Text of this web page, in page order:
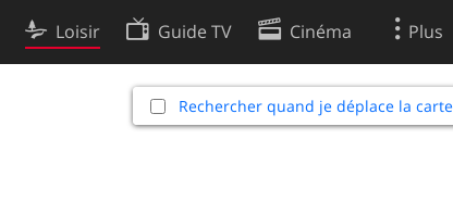
Loisir Guide TV Cinéma Plus
Rechercher quand je déplace la carte
Web
Politique en matière de cookies
Préférences de cookies